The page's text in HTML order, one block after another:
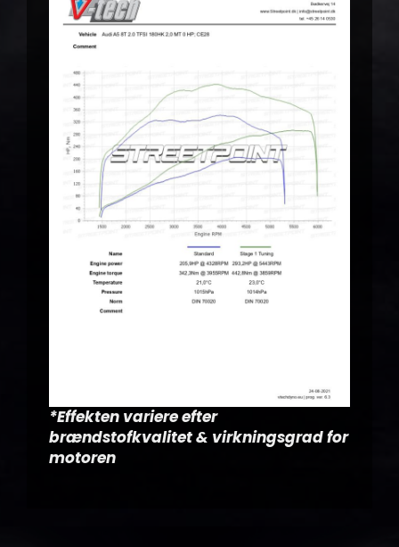
*Effekten variere efter
brændstofkvalitet & virkningsgrad for
motoren